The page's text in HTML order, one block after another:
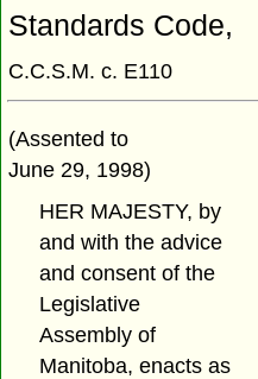
Standards Code,
C.C.S.M. c. E110
(Assented to
June 29, 1998)
HER MAJESTY, by
and with the advice
and consent of the
Legislative
Assembly of
Manitoba, enacts as